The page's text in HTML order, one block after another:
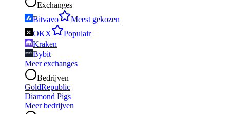
Exchanges
Bitvavo
Meest gekozen
OKX
Populair
Kraken
Bybit
Meer exchanges
Bedrijven
GoldRepublic
Diamond Pigs
Meer bedrijven